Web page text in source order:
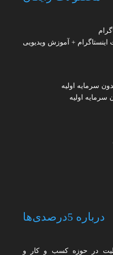
اینستاگرام + آموزش ویدیویی
سرمایه اولیه
درباره 5درصدی‌ها
در حوزه کسب و کار و